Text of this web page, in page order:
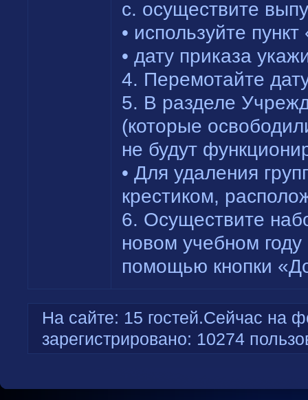
c. осуществите
• используйте
• дату приказа
4. Перемотайте
5. В разделе
(которые
не будут
• Для удаления
крестиком,
6. Осуществите
новом учебном
помощью кнопки
На сайте: 15 гостей.Сейчас на
зарегистрировано: 10274